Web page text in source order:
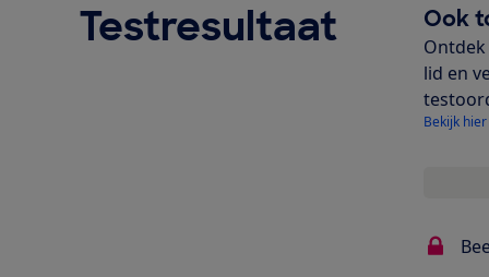
Testresultaat Ook
lid en
Bekijk